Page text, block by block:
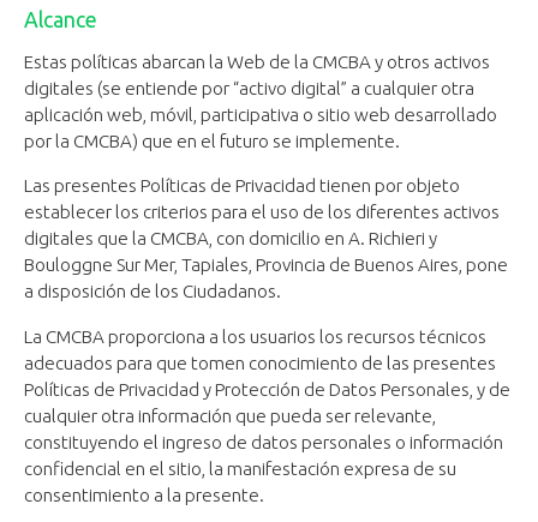
Alcance
Estas políticas abarcan la Web de la CMCBA y otros activos
digitales (se entiende por “activo digital” a cualquier otra
aplicación web, móvil, participativa o sitio web desarrollado
por la CMCBA) que en el futuro se implemente.
Las presentes Políticas de Privacidad tienen por objeto
establecer los criterios para el uso de los diferentes activos
digitales que la CMCBA, con domicilio en A. Richieri y
Bouloggne Sur Mer, Tapiales, Provincia de Buenos Aires, pone
a disposición de los Ciudadanos.
La CMCBA proporciona a los usuarios los recursos técnicos
adecuados para que tomen conocimiento de las presentes
Políticas de Privacidad y Protección de Datos Personales, y de
cualquier otra información que pueda ser relevante,
constituyendo el ingreso de datos personales o información
confidencial en el sitio, la manifestación expresa de su
consentimiento a la presente.